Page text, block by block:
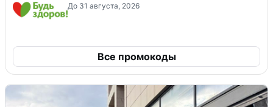
До 31 августа, 2026
Все промокоды